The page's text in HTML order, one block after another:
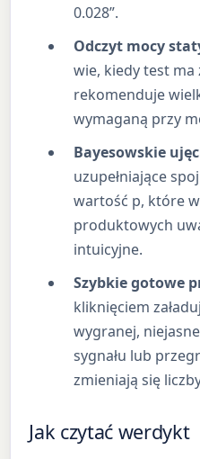
0.028”.
Odczyt mocy
wie, kiedy test ma
rekomenduje
wymaganą przy
Bayesowskie
uzupełniające
wartość p, które
produktowych
intuicyjne.
Szybkie gotowe
kliknięciem
wygranej,
sygnału lub
zmieniają się
Jak czytać werdykt